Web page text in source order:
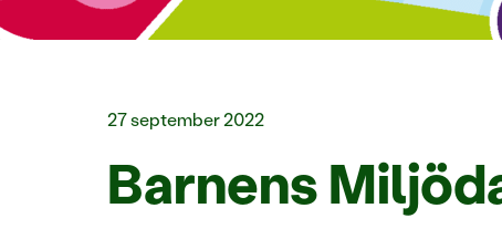
27 september 2022
Barnens